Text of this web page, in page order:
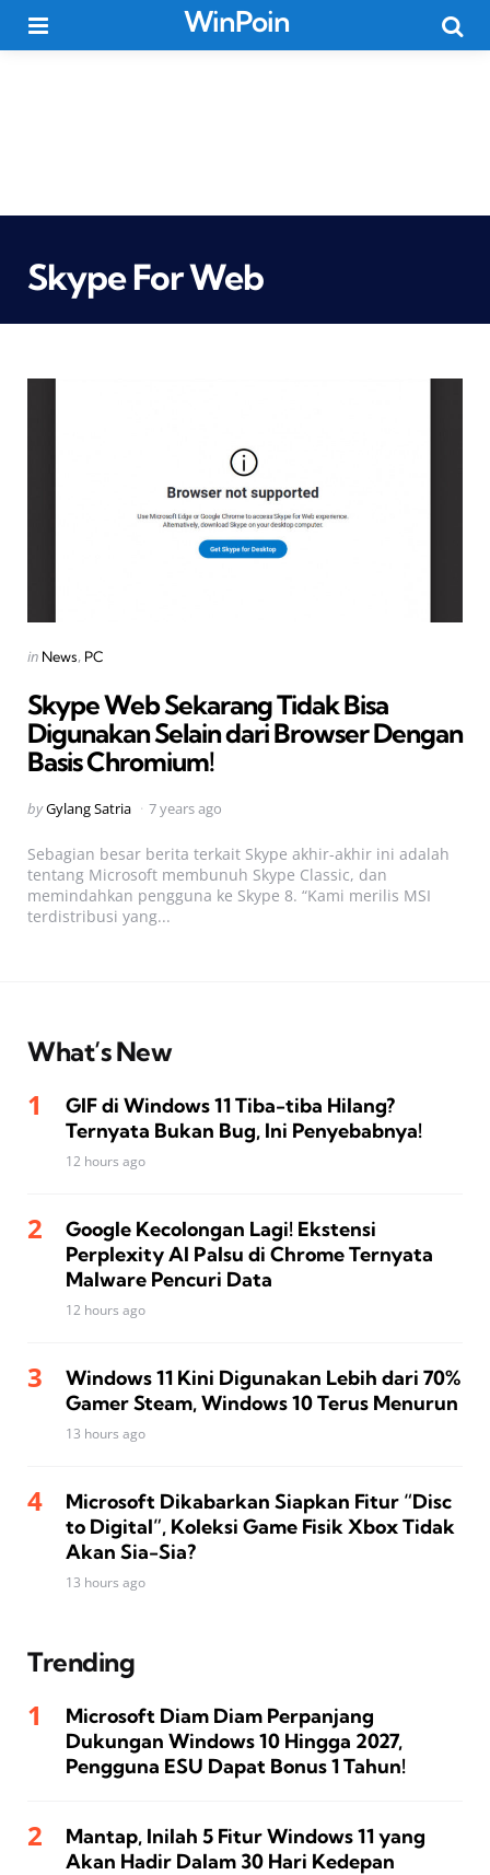
WinPoin
Skype For Web
Categories
Posted
in News PC
Skype Web Sekarang Tidak Bisa
Digunakan Selain dari Browser Dengan
Basis Chromium!
Posted
byGylang Satria 7 years ago
Sebagian besar berita terkait Skype akhir-akhir ini adalah
tentang Microsoft membunuh Skype Classic, dan
memindahkan pengguna ke Skype 8. “Kami merilis MSI
terdistribusi yang...
What’s New
GIF di Windows 11 Tiba-tiba Hilang?
Ternyata Bukan Bug, Ini Penyebabnya!
12 hours ago
Google Kecolongan Lagi! Ekstensi
Perplexity AI Palsu di Chrome Ternyata
Malware Pencuri Data
12 hours ago
Windows 11 Kini Digunakan Lebih dari 70%
Gamer Steam, Windows 10 Terus Menurun
13 hours ago
Microsoft Dikabarkan Siapkan Fitur “Disc
to Digital”, Koleksi Game Fisik Xbox Tidak
Akan Sia-Sia?
13 hours ago
Trending
Microsoft Diam Diam Perpanjang
Dukungan Windows 10 Hingga 2027,
Pengguna ESU Dapat Bonus 1 Tahun!
Mantap, Inilah 5 Fitur Windows 11 yang
Akan Hadir Dalam 30 Hari Kedepan